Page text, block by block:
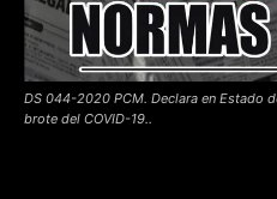
DS 044-2020 PCM. Declara en Estado
brote del COVID-19..